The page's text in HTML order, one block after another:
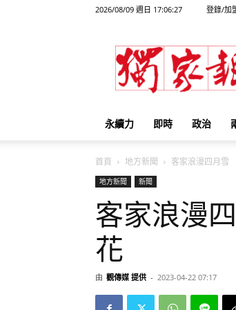
2026/08/09 週日 17:06:27 登錄/加
獨
家
報
永續力 即時 政治
首頁 地方新聞 客家浪漫四月雪
地方新聞 新聞
客家浪漫
花
由 觀傳媒 提供 - 2023-04-22 07:17